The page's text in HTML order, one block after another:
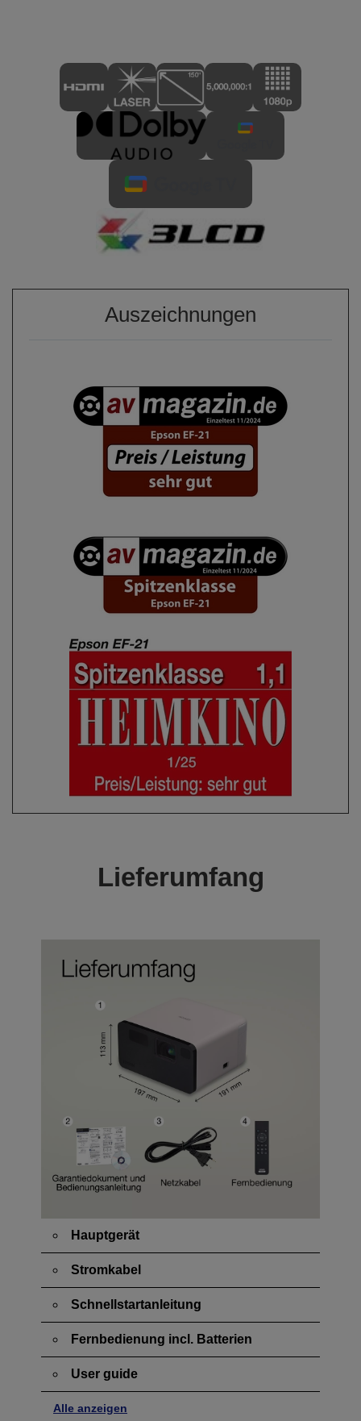
Auszeichnungen
Lieferumfang
Hauptgerät
Stromkabel
Schnellstartanleitung
Fernbedienung incl. Batterien
User guide
Alle anzeigen